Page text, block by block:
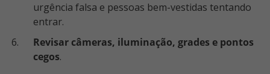
urgência falsa e pessoas bem-vestidas tentando
entrar.
Revisar câmeras, iluminação, grades e pontos
cegos.